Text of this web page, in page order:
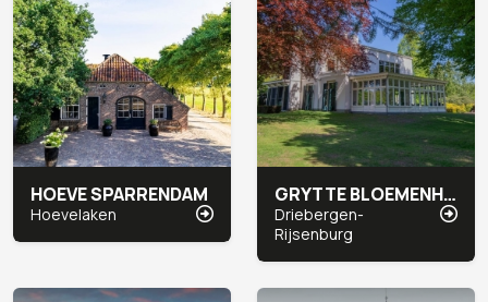
HOEVE SPARRENDAM
Hoevelaken
GRYTTE BLOEMENHEUVEL
Driebergen-
Rijsenburg